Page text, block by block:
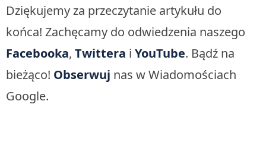
Dziękujemy za przeczytanie artykułu do
końca! Zachęcamy do odwiedzenia naszego
Facebooka, Twittera i YouTube. Bądź na
bieżąco! Obserwuj nas w Wiadomościach
Google.